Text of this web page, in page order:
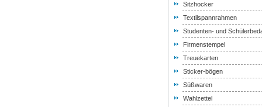
Sitzhocker
Textilspannrahmen
Studenten- und
Firmenstempel
Treuekarten
Sticker-bögen
Süßwaren
Wahlzettel